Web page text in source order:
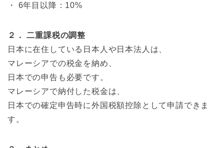
・ 6年目以降：10%
２． 二重課税の調整
日本に在住している日本人や日本法人は、
マレーシアでの税金を納め、
日本での申告も必要です。
マレーシアで納付した税金は、
日本での確定申告時に外国税額控除として申請できま
す。